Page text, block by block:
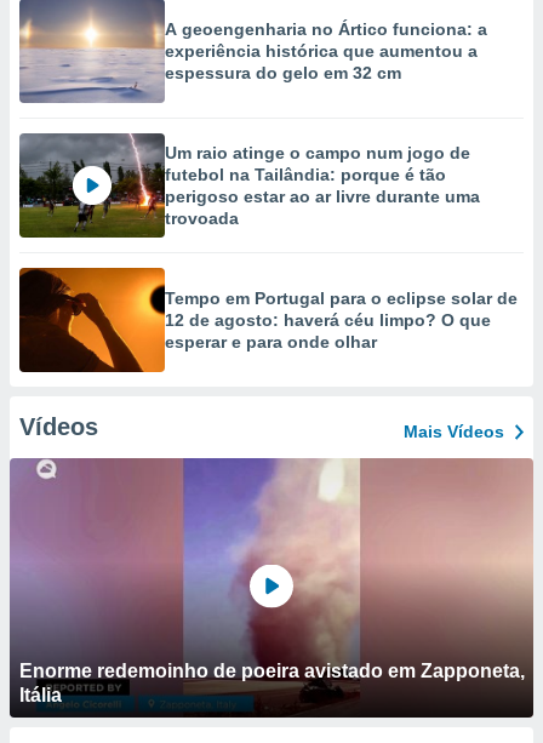
A geoengenharia no Ártico funciona: a
experiência histórica que aumentou a
espessura do gelo em 32 cm
Um raio atinge o campo num jogo de
futebol na Tailândia: porque é tão
perigoso estar ao ar livre durante uma
trovoada
Tempo em Portugal para o eclipse solar de
12 de agosto: haverá céu limpo? O que
esperar e para onde olhar
Vídeos Mais Vídeos
Enorme redemoinho de poeira avistado em Zapponeta,
Itália